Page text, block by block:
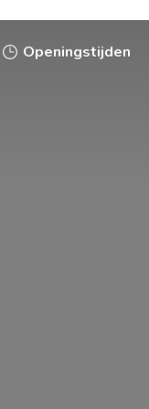
Openingstijden